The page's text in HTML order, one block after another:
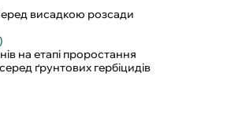
висадкою розсади
на етапі проростання
ґрунтових гербіцидів